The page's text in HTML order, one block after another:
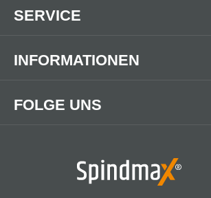
FOLGE UNS
SERVICE
INFORMATIONEN